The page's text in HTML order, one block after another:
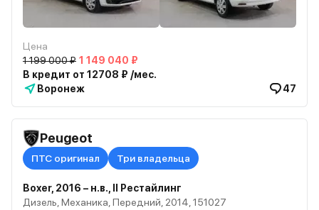
Цена
1 199 000 ₽ 1 149 040 ₽
В кредит от 12708 ₽ /мес.
Воронеж
47
Peugeot
ПТС оригинал Три владельца
Boxer, 2016 – н.в., II Рестайлинг
Дизель, Механика, Передний, 2014, 151027